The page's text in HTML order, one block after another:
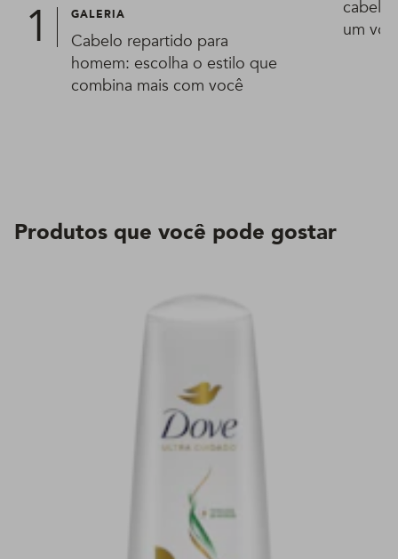
GALERIA
Cabelo repartido para
homem: escolha o estilo que
combina mais com você
cabelo
um
Produtos que você pode gostar